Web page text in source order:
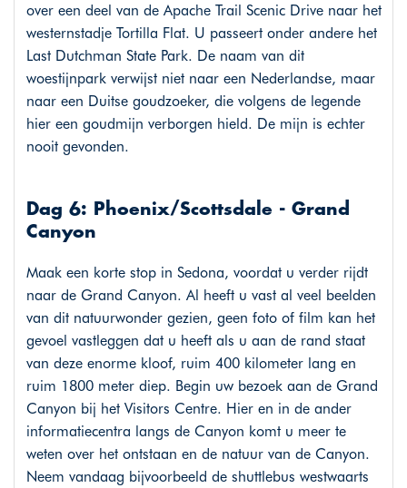
over een deel van de Apache Trail Scenic Drive naar het
westernstadje Tortilla Flat. U passeert onder andere het
Last Dutchman State Park. De naam van dit
woestijnpark verwijst niet naar een Nederlandse, maar
naar een Duitse goudzoeker, die volgens de legende
hier een goudmijn verborgen hield. De mijn is echter
nooit gevonden.
Dag 6: Phoenix/Scottsdale - Grand
Canyon
Maak een korte stop in Sedona, voordat u verder rijdt
naar de Grand Canyon. Al heeft u vast al veel beelden
van dit natuurwonder gezien, geen foto of film kan het
gevoel vastleggen dat u heeft als u aan de rand staat
van deze enorme kloof, ruim 400 kilometer lang en
ruim 1800 meter diep. Begin uw bezoek aan de Grand
Canyon bij het Visitors Centre. Hier en in de ander
informatiecentra langs de Canyon komt u meer te
weten over het ontstaan en de natuur van de Canyon.
Neem vandaag bijvoorbeeld de shuttlebus westwaarts